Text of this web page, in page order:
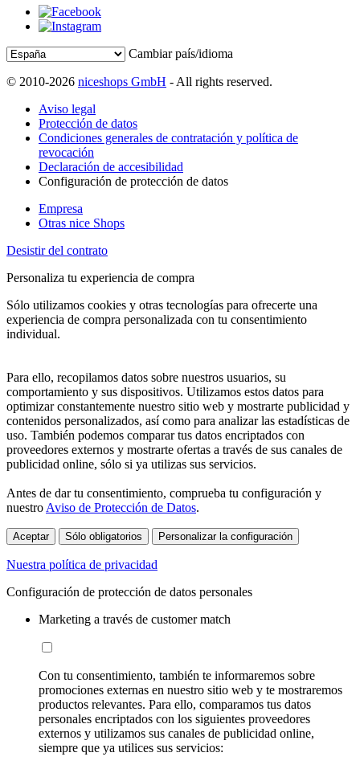
Cambiar país/idioma
© 2010-2026 niceshops GmbH - All rights reserved.
Aviso legal
Protección de datos
Condiciones generales de contratación y política de
revocación
Declaración de accesibilidad
Configuración de protección de datos
Empresa
Otras nice Shops
Desistir del contrato
Personaliza tu experiencia de compra
Sólo utilizamos cookies y otras tecnologías para ofrecerte una
experiencia de compra personalizada con tu consentimiento
individual.
Para ello, recopilamos datos sobre nuestros usuarios, su
comportamiento y sus dispositivos. Utilizamos estos datos para
optimizar constantemente nuestro sitio web y mostrarte publicidad y
contenidos personalizados, así como para analizar las estadísticas de
uso. También podemos comparar tus datos encriptados con
proveedores externos y mostrarte ofertas a través de sus canales de
publicidad online, sólo si ya utilizas sus servicios.
Antes de dar tu consentimiento, comprueba tu configuración y
nuestro Aviso de Protección de Datos.
Aceptar Sólo obligatorios Personalizar la configuración
Nuestra política de privacidad
Configuración de protección de datos personales
Marketing a través de customer match
Con tu consentimiento, también te informaremos sobre
promociones externas en nuestro sitio web y te mostraremos
productos relevantes. Para ello, comparamos tus datos
personales encriptados con los siguientes proveedores
externos y utilizamos sus canales de publicidad online,
siempre que ya utilices sus servicios: